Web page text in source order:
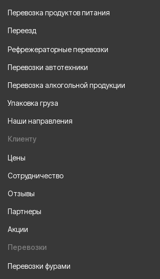
Перевозка продуктов питания
Переезд
Рефрежераторные перевозки
Перевозки автотехники
Перевозка алкогольной продукции
Упаковка груза
Наши направления
Клиенту
Цены
Сотрудничество
Отзывы
Партнеры
Акции
Перевозки
Перевозки фурами